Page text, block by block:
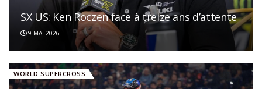
SX US: Ken Roczen face à treize ans d’attente
9 MAI 2026
WORLD SUPERCROSS